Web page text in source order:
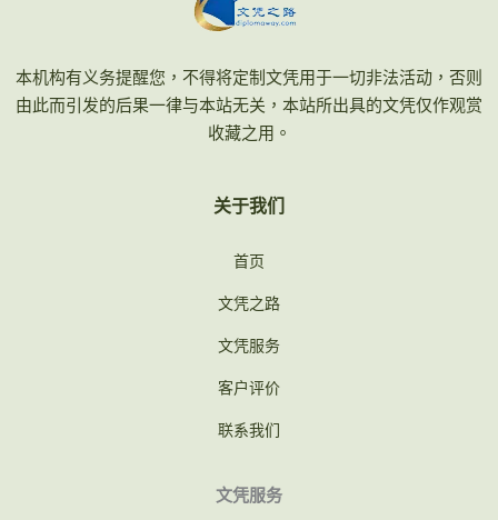
本机构有义务提醒您，不得将定制文凭用于一切非法活动，否则
由此而引发的后果一律与本站无关，本站所出具的文凭仅作观赏
收藏之用。
关于我们
首页
文凭之路
文凭服务
客户评价
联系我们
文凭服务